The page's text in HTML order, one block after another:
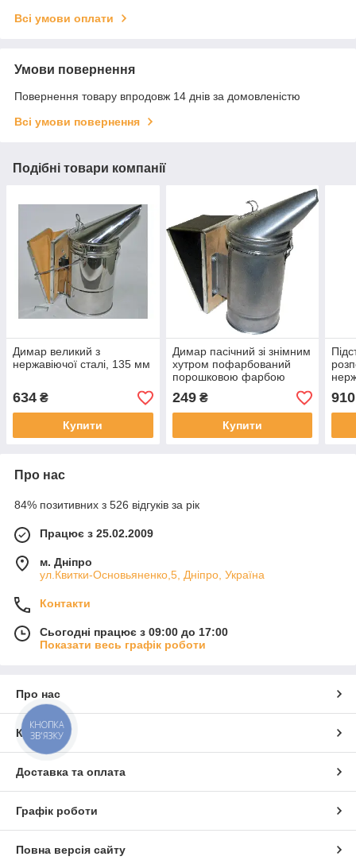
Всі умови оплати
Умови повернення
Повернення товару впродовж 14 днів за домовленістю
Всі умови повернення
Подібні товари компанії
Димар великий з
нержавіючої сталі, 135 мм
634 ₴
Купити
Димар пасічний зі знімним
хутром пофарбований
порошковою фарбою
249₴
Купити
910
Про нас
84% позитивних з 526 відгуків за рік
Працює з 25.02.2009
м. Дніпро
ул.Квитки-Основьяненко,5, Дніпро, Україна
Контакти
Сьогодні працює з 09:00 до 17:00
Показати весь графік роботи
Про нас
Контакти
Доставка та оплата
Графік роботи
Повна версія сайту
КНОПКА
ЗВ'ЯЗКУ